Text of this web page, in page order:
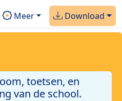
Meer Download
toetsen, en
van de school.